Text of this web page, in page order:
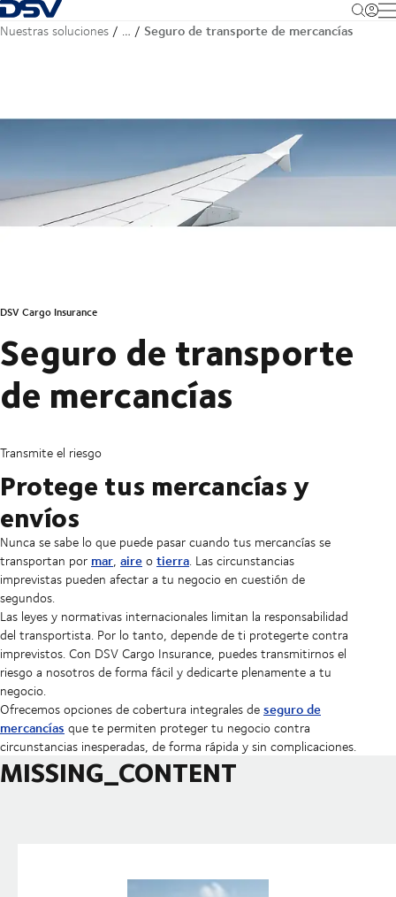
Volver a la página de inicio
Nuestras soluciones … Seguro de transporte de mercancías
DSV Cargo Insurance
Seguro de transporte
de mercancías
Transmite el riesgo
Protege tus mercancías y
envíos
Nunca se sabe lo que puede pasar cuando tus mercancías se
transportan por mar, aireotierra. Las circunstancias
imprevistas pueden afectar a tu negocio en cuestión de
segundos.
Las leyes y normativas internacionales limitan la responsabilidad
del transportista. Por lo tanto, depende de ti protegerte contra
imprevistos. Con DSV Cargo Insurance, puedes transmitirnos el
riesgo a nosotros de forma fácil y dedicarte plenamente a tu
negocio.
Ofrecemos opciones de cobertura integrales deseguro de
mercancías que te permiten proteger tu negocio contra
circunstancias inesperadas, de forma rápida y sin complicaciones.
MISSING_CONTENT